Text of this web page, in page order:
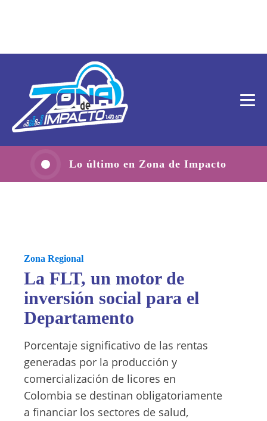
Lo último en Zona de Impacto
Zona Regional
La FLT, un motor de
inversión social para el
Departamento
Porcentaje significativo de las rentas
generadas por la producción y
comercialización de licores en
Colombia se destinan obligatoriamente
a financiar los sectores de salud,